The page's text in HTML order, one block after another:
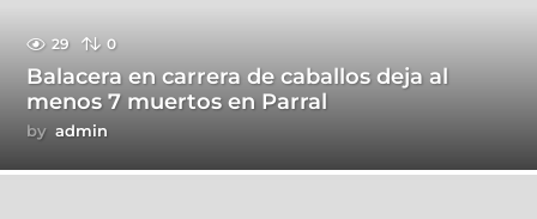
29 0
Balacera en carrera de caballos deja al
menos 7 muertos en Parral
by admin